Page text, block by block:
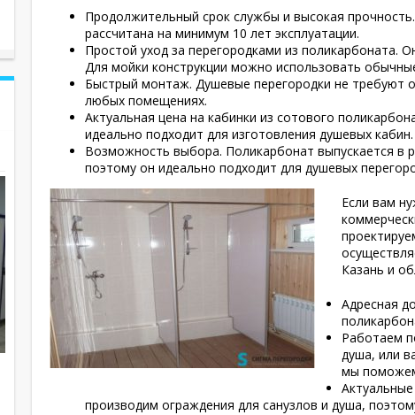
Продолжительный срок службы и высокая
рассчитана на минимум 10 лет эксплуатации.
Простой уход за перегородками из поликарбоната.
Для мойки конструкции можно использовать
Быстрый монтаж. Душевые перегородки не требуют
любых помещениях.
Актуальная цена на кабинки из сотового
идеально подходит для изготовления душевых кабин.
Возможность выбора. Поликарбонат выпускается
поэтому он идеально подходит для душевых
Если вам
Казань и
Адресная
Работаем
душа, или
мы
производим ограждения для санузлов и душа,